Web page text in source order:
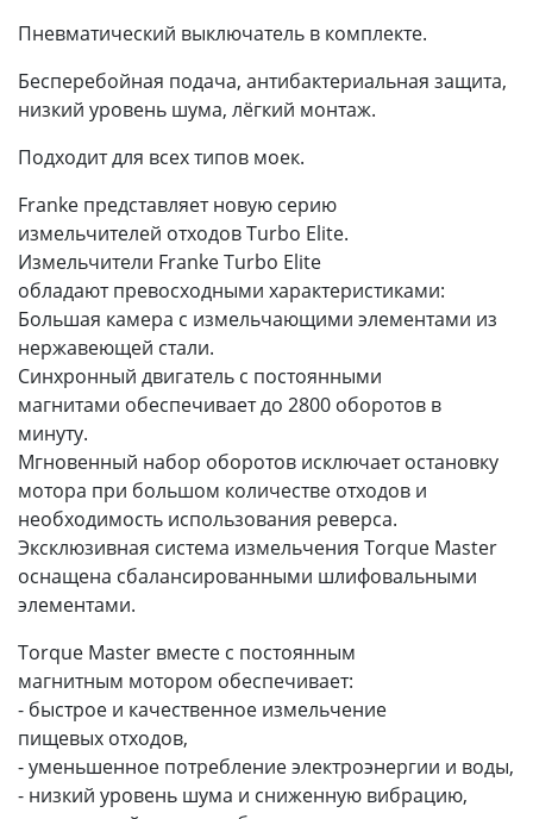
Пневматический выключатель в комплекте.
Бесперебойная подача, антибактериальная защита,
низкий уровень шума, лёгкий монтаж.
Подходит для всех типов моек.
Franke представляет новую серию
измельчителей отходов Turbo Elite.
Измельчители Franke Turbo Elite
обладают превосходными характеристиками:
Большая камера с измельчающими элементами из
нержавеющей стали.
Синхронный двигатель с постоянными
магнитами обеспечивает до 2800 оборотов в
минуту.
Мгновенный набор оборотов исключает остановку
мотора при большом количестве отходов и
необходимость использования реверса.
Эксклюзивная система измельчения Torque Master
оснащена сбалансированными шлифовальными
элементами.
Torque Master вместе с постоянным
магнитным мотором обеспечивает:
- быстрое и качественное измельчение
пищевых отходов,
- уменьшенное потребление электроэнергии и воды,
- низкий уровень шума и сниженную вибрацию,